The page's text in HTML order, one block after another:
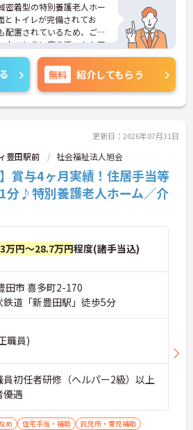
密着型の特別養護老人ホー
とトイレが完備されてお
配置されているため、ご自
人ひとりに寄り添ったケア
中心に、ショートステイ、
能型居宅介護、訪問介護
ーまで、複数のサービスを
ます。月平均の残業時間は5
イベートの時間をしっかり
を支える充実した扶養手当
用意されています。1階の
の皆様との交流も行われて
い環境で長くキャリアを
施設で、一人ひとりに寄り
レが完備されており、ご利
尊重したサポートを提供で
も利用できる特別浴が配置
に合わせた安全な入浴介
く、無理のないペースで
】
しっかり確保されている
減しながら長期的な活躍が
無料 紹介してもらう
更新日：2026年07月31日
豊田駅前 社会福祉法人旭会
賞与4ヶ月実績！住居手当等
♪特別養護老人ホーム／介
万円～28.7万円程度(諸手当込)
田市 喜多町2-170
鉄道「新豊田駅」徒歩5分
職員)
初任者研修（ヘルパー2級）以上
遇
め 住宅手当・補助
託児所・育児補助